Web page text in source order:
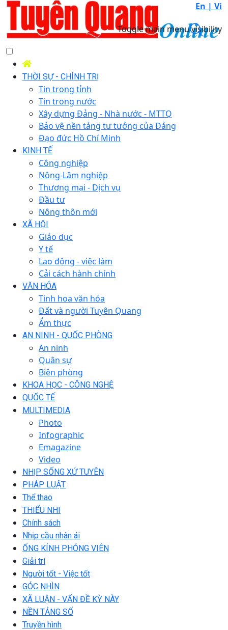
En | Vi
Toggle main menu visibility
THỜI SỰ - CHÍNH TRỊ
Tin trong tỉnh
Tin trong nước
Xây dựng Đảng - Nhà nước - MTTQ
Bảo vệ nền tảng tư tưởng của Đảng
Đạo đức Hồ Chí Minh
KINH TẾ
Công nghiệp
Nông-Lâm nghiệp
Thương mại - Dịch vụ
Đầu tư
Nông thôn mới
XÃ HỘI
Giáo dục
Y tế
Lao động - việc làm
Cải cách hành chính
VĂN HÓA
Tinh hoa văn hóa
Đất và người Tuyên Quang
Ẩm thực
AN NINH - QUỐC PHÒNG
An ninh
Quân sự
Biên phòng
KHOA HỌC - CÔNG NGHỆ
QUỐC TẾ
MULTIMEDIA
Photo
Infographic
Emagazine
Video
NHỊP SỐNG XỨ TUYÊN
PHÁP LUẬT
Thể thao
THIẾU NHI
Chính sách
Nhịp cầu nhân ái
ỐNG KÍNH PHÓNG VIÊN
Giải trí
Người tốt - Việc tốt
GÓC NHÌN
XÃ LUẬN - VẤN ĐỀ KỲ NÀY
NỀN TẢNG SỐ
Truyền hình